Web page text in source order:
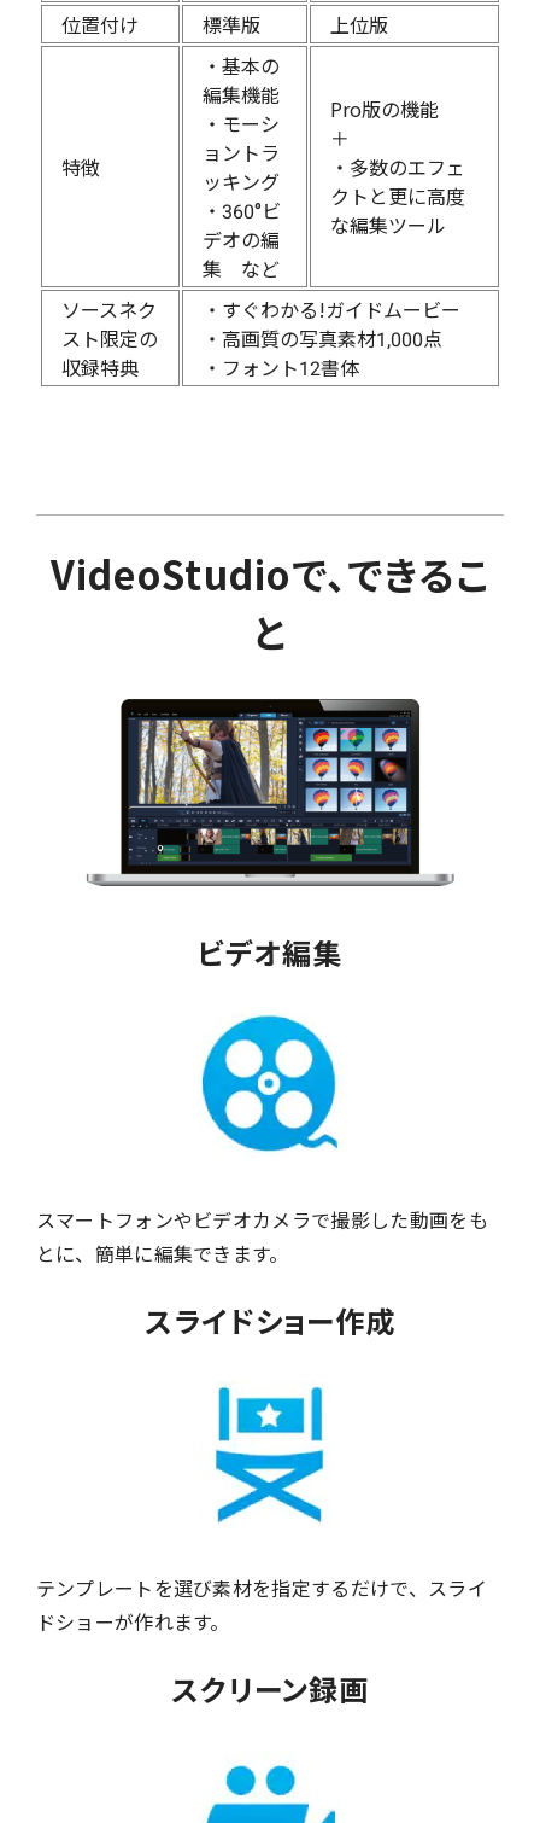
位置付け
標準版 上位版
特徴
・基本の
編集機能
・モーシ
ョントラ
ッキング
・360°ビ
デオの編
集 など
Pro版の機能
＋
・多数のエフェ
クトと更に高度
な編集ツール
ソースネク
スト限定の
収録特典
・すぐわかる!ガイドムービー
・高画質の写真素材1,000点
・フォント12書体
VideoStudioで、できるこ
と
ビデオ編集
スマートフォンやビデオカメラで撮影した動画をも
とに、簡単に編集できます。
スライドショー作成
テンプレートを選び素材を指定するだけで、スライ
ドショーが作れます。
スクリーン録画